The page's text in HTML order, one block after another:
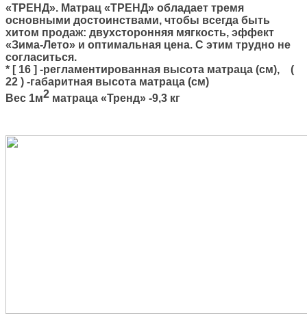
«ТРЕНД». Матрац «ТРЕНД» обладает тремя
основными достоинствами, чтобы всегда быть
хитом продаж: двухсторонняя мягкость, эффект
«Зима-Лето» и оптимальная цена. С этим трудно не
согласиться.
* [ 16 ] -регламентированная высота матраца (см), (
22 ) -габаритная высота матраца (см)
Вес 1м2 матраца «Тренд» -9,3 кг